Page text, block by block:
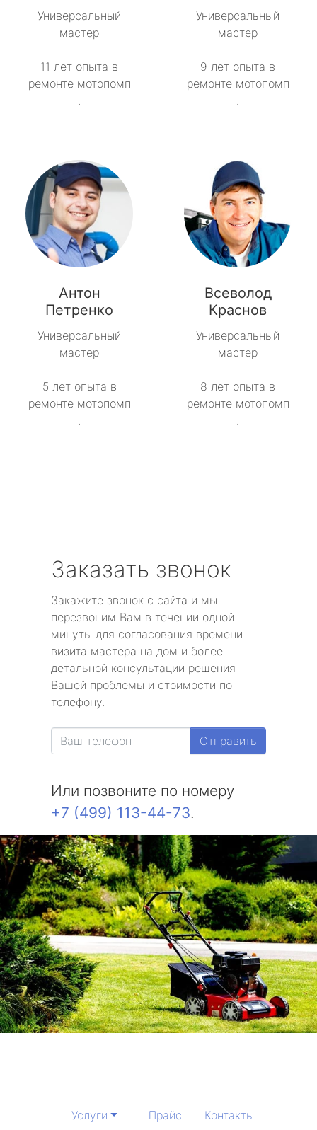
Универсальный
мастер
11 лет опыта в
ремонте мотопомп
.
Универсальный
мастер
9 лет опыта в
ремонте мотопомп
.
Антон
Петренко
Универсальный
мастер
5 лет опыта в
ремонте мотопомп
.
Всеволод
Краснов
Универсальный
мастер
8 лет опыта в
ремонте мотопомп
.
Заказать звонок
Закажите звонок с сайта и мы
перезвоним Вам в течении одной
минуты для согласования времени
визита мастера на дом и более
детальной консультации решения
Вашей проблемы и стоимости по
телефону.
Отправить
Или позвоните по номеру
+7 (499) 113-44-73.
Услуги Прайс Контакты